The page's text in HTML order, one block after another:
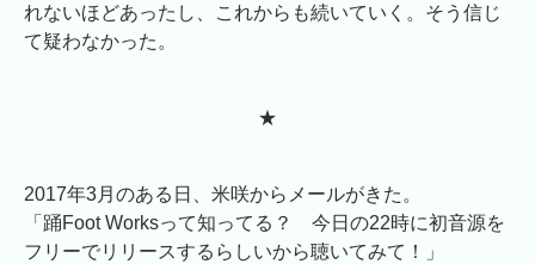
れないほどあったし、これからも続いていく。そう信じ
て疑わなかった。
★
2017年3月のある日、米咲からメールがきた。
「踊Foot Worksって知ってる？ 今日の22時に初音源を
フリーでリリースするらしいから聴いてみて！」